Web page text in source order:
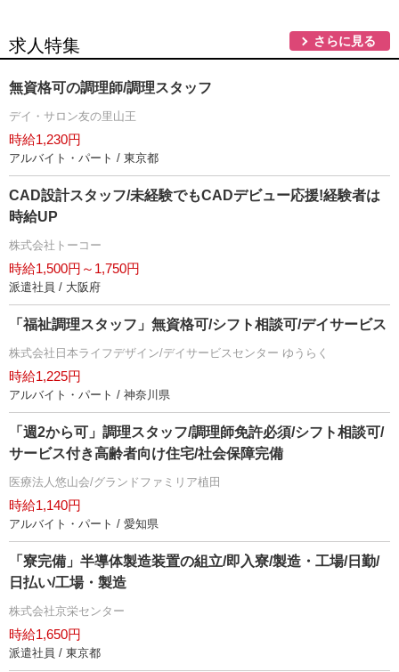
求人特集 さらに見る
無資格可の調理師/調理スタッフ
デイ・サロン友の里山王
時給1,230円
アルバイト・パート / 東京都
CAD設計スタッフ/未経験でもCADデビュー応援!経験者は
時給UP
株式会社トーコー
時給1,500円～1,750円
派遣社員 / 大阪府
「福祉調理スタッフ」無資格可/シフト相談可/デイサービス
株式会社日本ライフデザイン/デイサービスセンター ゆうらく
時給1,225円
アルバイト・パート / 神奈川県
「週2から可」調理スタッフ/調理師免許必須/シフト相談可/
サービス付き高齢者向け住宅/社会保障完備
医療法人悠山会/グランドファミリア植田
時給1,140円
アルバイト・パート / 愛知県
「寮完備」半導体製造装置の組立/即入寮/製造・工場/日勤/
日払い/工場・製造
株式会社京栄センター
時給1,650円
派遣社員 / 東京都